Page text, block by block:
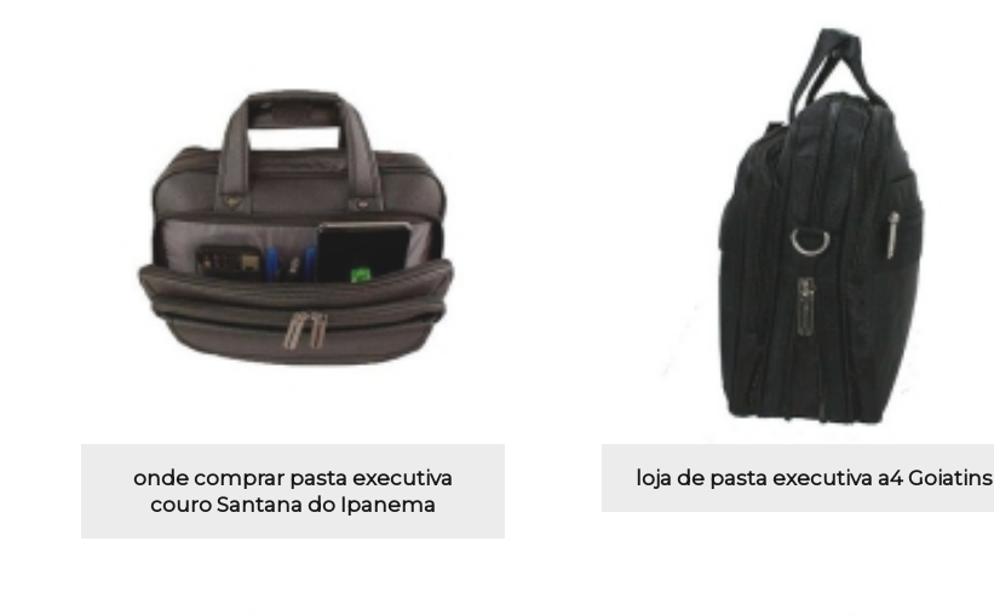
onde comprar pasta executiva
couro Santana do Ipanema
loja de pasta executiva a4 Goiatins